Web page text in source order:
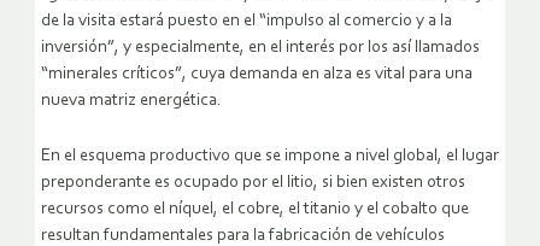
de la visita estará puesto en el “impulso al comercio y a la
inversión”, y especialmente, en el interés por los así llamados
“minerales críticos”, cuya demanda en alza es vital para una
nueva matriz energética.
En el esquema productivo que se impone a nivel global, el lugar
preponderante es ocupado por el litio, si bien existen otros
recursos como el níquel, el cobre, el titanio y el cobalto que
resultan fundamentales para la fabricación de vehículos